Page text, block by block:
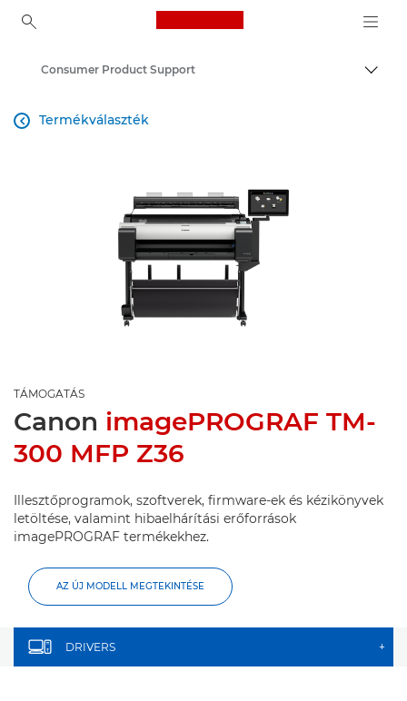
Canon Logo, back to
Consumer Product Support
Termékválaszték

TÁMOGATÁS
Canon imagePROGRAF TM-
300 MFP Z36
Illesztőprogramok, szoftverek, firmware-ek és kézikönyvek
letöltése, valamint hibaelhárítási erőforrások
imagePROGRAF termékekhez.
AZ ÚJ MODELL MEGTEKINTÉSE
DRIVERS +